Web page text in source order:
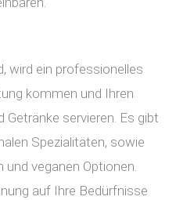
wird ein professionelles
kommen und Ihren
servieren. Es gibt
Spezialitäten, sowie
und veganen Optionen.
auf Ihre Bedürfnisse